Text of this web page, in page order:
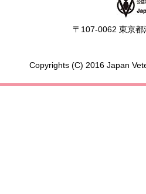
〒107-0062 東京
Copyrights (C) 2016 Japan